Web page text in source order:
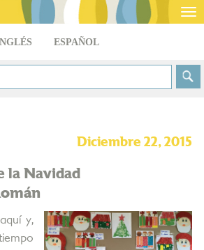
ESPAÑOL
Diciembre 22, 2015
la Navidad
y,